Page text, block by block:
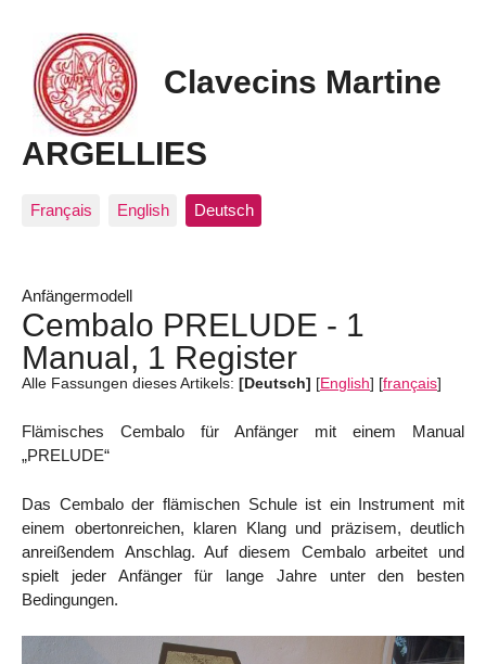
Clavecins Martine
ARGELLIES
Français English Deutsch
Anfängermodell
Cembalo PRELUDE - 1
Manual, 1 Register
Alle Fassungen dieses Artikels: [Deutsch] [English] [français]
Flämisches Cembalo für Anfänger mit einem Manual
„PRELUDE“
Das Cembalo der flämischen Schule ist ein Instrument mit
einem obertonreichen, klaren Klang und präzisem, deutlich
anreißendem Anschlag. Auf diesem Cembalo arbeitet und
spielt jeder Anfänger für lange Jahre unter den besten
Bedingungen.